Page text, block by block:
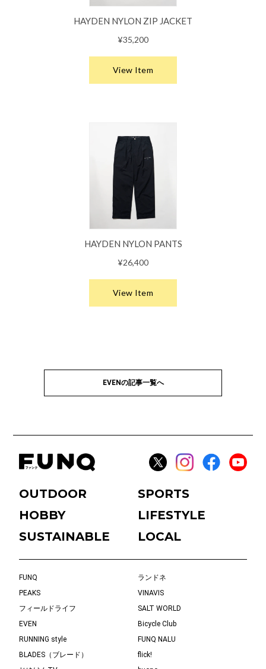
EVENの記事一覧へ
OUTDOOR
SPORTS
HOBBY
LIFESTYLE
SUSTAINABLE
LOCAL
FUNQ
ランドネ
PEAKS
VINAVIS
フィールドライフ
SALT WORLD
EVEN
Bicycle Club
RUNNING style
FUNQ NALU
BLADES（ブレード）
flick!